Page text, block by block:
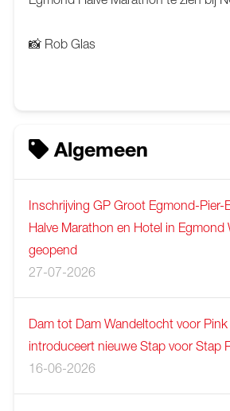
📸 Rob Glas
Algemeen
Inschrijving GP Groot Egmond-Pier-
Halve Marathon en Hotel in Egmond
geopend
27-07-2026
Dam tot Dam Wandeltocht voor
introduceert nieuwe Stap voor Stap
16-06-2026